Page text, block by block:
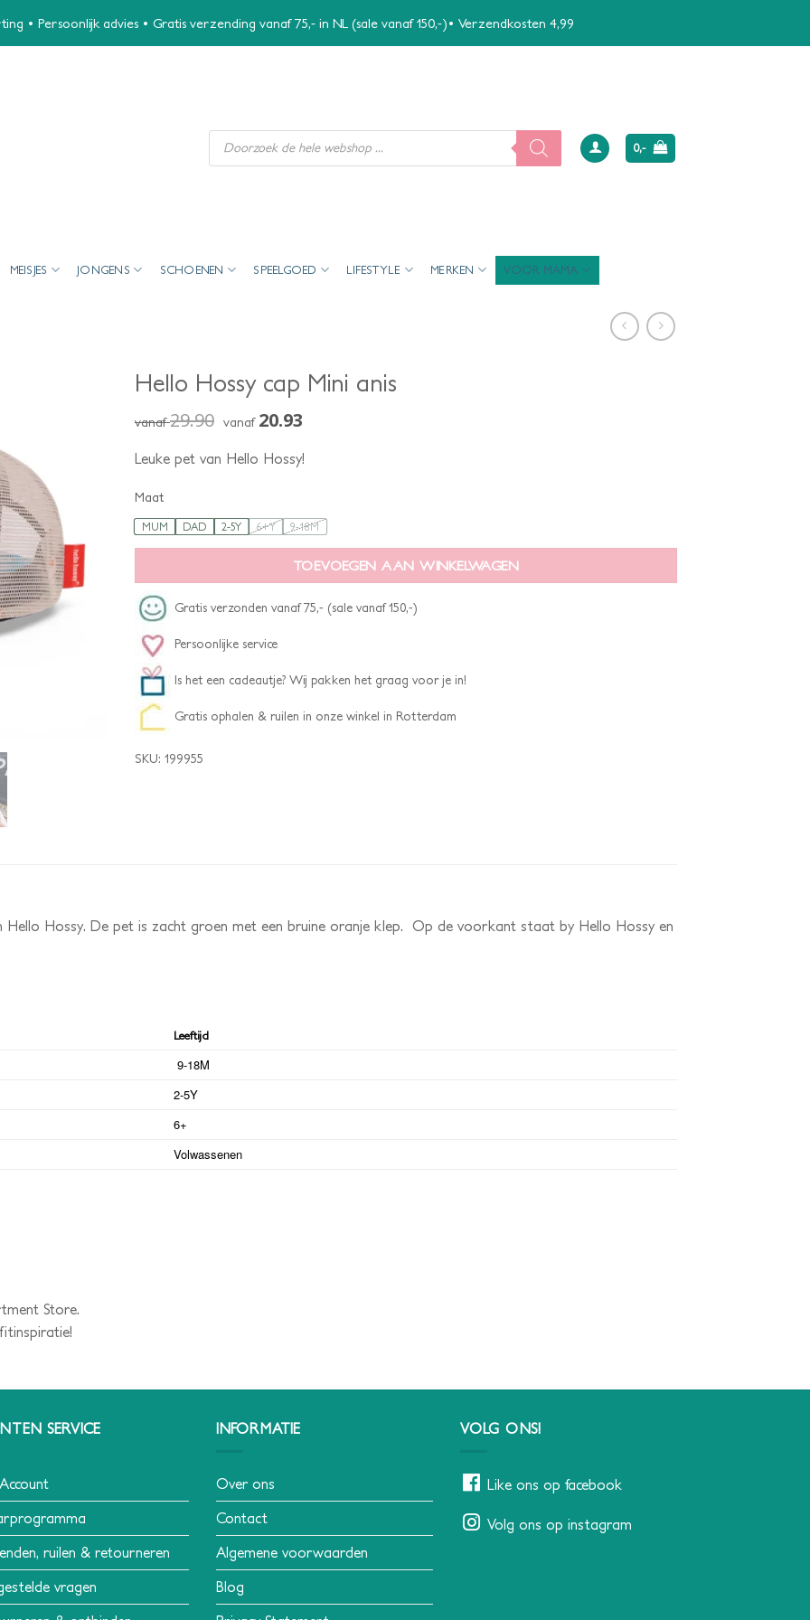
• Persoonlijk advies • Gratis verzending vanaf 75,- in NL (sale vanaf 150,-)• Verzendkosten 4,99
Producten
zoeken
0,-
MEISJES JONGENS SCHOENEN SPEELGOED LIFESTYLE MERKEN VOOR MAMA
Hello Hossy cap Mini anis
vanaf29.90 vanaf 20.93
Leuke pet van Hello Hossy!
Maat
MUM DAD 2-5Y 6+Y 9-18M
TOEVOEGEN AAN WINKELWAGEN
Gratis verzonden vanaf 75,- (sale vanaf 150,-)
Persoonlijke service
Is het een cadeautje? Wij pakken het graag voor je in!
Gratis ophalen & ruilen in onze winkel in Rotterdam
SKU: 199955
Hello Hossy. De pet is zacht groen met een bruine oranje klep. Op de voorkant staat by Hello Hossy en
Leeftijd
9-18M
2-5Y
6+
Volwassenen
Store.
SERVICE
ruilen & retourneren
vragen
INFORMATIE
Over ons
Contact
Algemene voorwaarden
Blog
VOLG ONS!
Like ons op facebook
Volg ons op instagram